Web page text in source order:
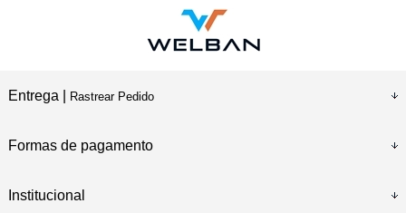
Entrega | Rastrear Pedido
Formas de pagamento
Institucional